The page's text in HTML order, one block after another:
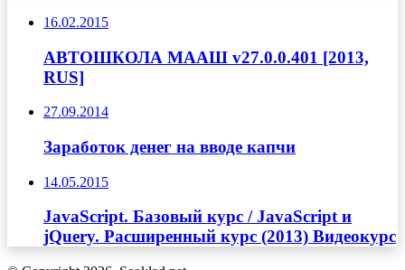
16.02.2015
АВТОШКОЛА МААШ v27.0.0.401 [2013,
RUS]
27.09.2014
Заработок денег на вводе капчи
14.05.2015
JavaScript. Базовый курс / JavaScript и
jQuery. Расширенный курс (2013) Видеокурс